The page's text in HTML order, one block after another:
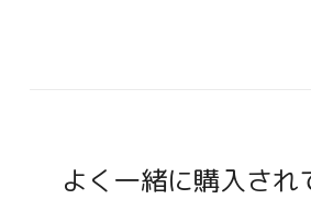
よく一緒に購入され